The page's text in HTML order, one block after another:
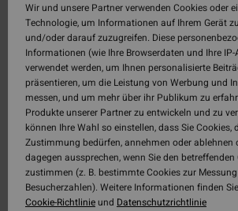
Wir und unsere Partner verwenden Cookies oder
Technologie, um Informationen auf Ihrem Gerät
und/oder darauf zuzugreifen. Diese
Informationen (wie Ihre Browserdaten und Ihre IP-
verwendet werden, um Ihnen personalisierte
präsentieren, um die Leistung von Werbung und
messen, und um mehr über ihr Publikum zu
Produkte unserer Partner zu entwickeln und zu
können Ihre Wahl so einstellen, dass Sie Cookies,
Zustimmung bedürfen, annehmen oder ablehnen
dagegen aussprechen, wenn Sie den
zustimmen (z. B. bestimmte Cookies zur
Besucherzahlen). Weitere Informationen finden
Cookie-Richtlinieund Datenschutzrichtlinie